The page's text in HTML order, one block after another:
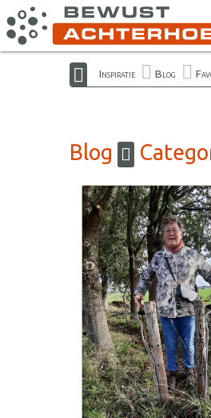
Inspiratie Blog
Blog